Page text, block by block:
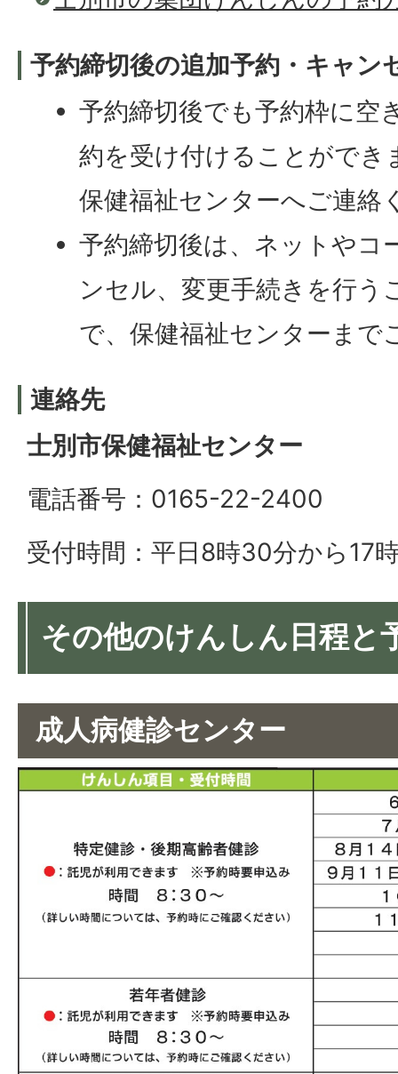
予約締切後の追加予約・キャン
予約締切後でも予約枠に空
約を受け付けることができ
保健福祉センターへご連絡
予約締切後は、ネットやコ
ンセル、変更手続きを行う
で、保健福祉センターまで
連絡先
士別市保健福祉センター
電話番号：0165-22-2400
受付時間：平日8時30分から17
その他のけんしん日程と
成人病健診センター